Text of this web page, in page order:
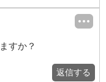
すか？
返信する